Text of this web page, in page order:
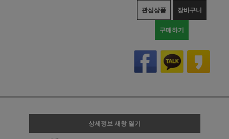
관심상품 장바구니
구매하기
상세정보 새창 열기